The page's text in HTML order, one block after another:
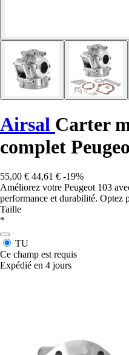
Airsal Carter
complet
55,00 € 44,61 € -19%
Améliorez votre Peugeot 103
performance et durabilité. Optez
Taille
*
TU
Ce champ est requis
Expédié en 4 jours